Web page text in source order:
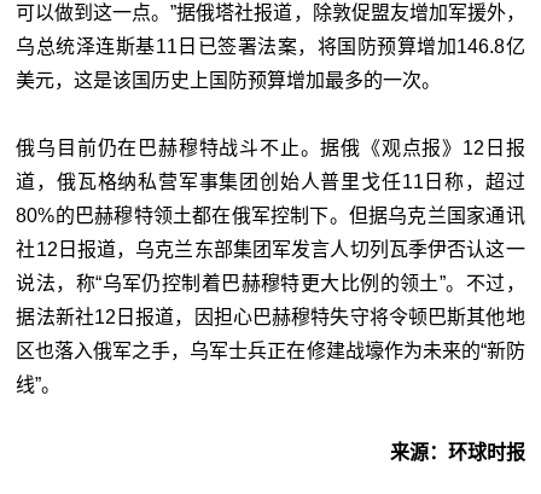
可以做到这一点。”据俄塔社报道，除敦促盟友增加军援外，
乌总统泽连斯基11日已签署法案，将国防预算增加146.8亿
美元，这是该国历史上国防预算增加最多的一次。
俄乌目前仍在巴赫穆特战斗不止。据俄《观点报》12日报
道，俄瓦格纳私营军事集团创始人普里戈任11日称，超过
80%的巴赫穆特领土都在俄军控制下。但据乌克兰国家通讯
社12日报道，乌克兰东部集团军发言人切列瓦季伊否认这一
说法，称“乌军仍控制着巴赫穆特更大比例的领土”。不过，
据法新社12日报道，因担心巴赫穆特失守将令顿巴斯其他地
区也落入俄军之手，乌军士兵正在修建战壕作为未来的“新防
线”。
来源：环球时报